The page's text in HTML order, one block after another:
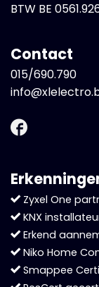
BTW BE
Contact
015/690.790
Zyxel One
KNX
Erkend
Niko Home
Smappee